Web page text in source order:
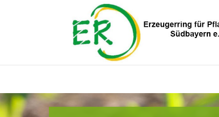
You need to be logged in to view this content. Bitte